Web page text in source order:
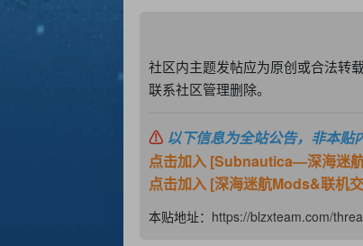
社区内主题发帖应为原创或合法转
联系社区管理删除。
⚠ 以下信息为全站公告，非本贴
点击加入 [Subnautica—深海迷航
点击加入 [深海迷航Mods&联机
本贴地址： https://blzxteam.com/